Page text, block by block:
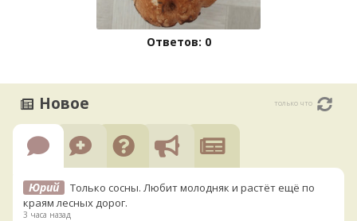
Ответов: 0
Новое только что
Юрий
Только сосны. Любит молодняк и растёт ещё по
краям лесных дорог.
3 часа назад